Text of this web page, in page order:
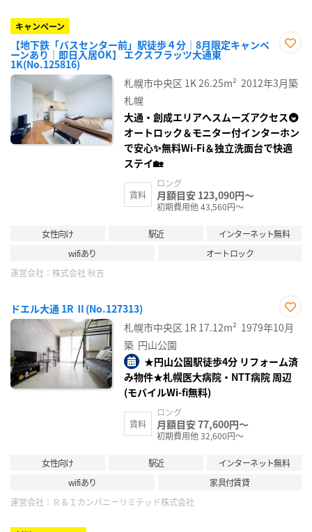
キャンペーン
【地下鉄「バスセンター前」駅徒歩４分｜8月限定キャンペ
ーンあり｜即日入居OK】 エクスフラッツ大通東
1K(No.125816)
り登
録
札幌市中央区 1K26.25m² 2012年3月築
札幌
大通・創成エリアへスムーズアクセス🚇
オートロック＆モニター付インターホン
で安心✨無料Wi‑Fi＆独立洗面台で快適
ステイ🏡
賃料
ロング
月額目安 123,090円～
初期費用他 43,560円～
女性向け 駅近
インターネット無料
wifiあり
オートロック
運営会社： 株式会社 秋吉
ドエル大通 1R Ⅱ(No.127313)
お気
に入
札幌市中央区 1R 17.12m² 1979年10月
築 円山公園
★円山公園駅徒歩4分 リフォーム済
み物件★札幌医大病院・NTT病院 周辺
(モバイルWi-fi無料)
賃料
ロング
月額目安 77,600円～
初期費用他 32,600円～
女性向け 駅近
インターネット無料
wifiあり
家具付賃貸
運営会社： Ｒ＆Ｉカンパニーリミテッド株式会社